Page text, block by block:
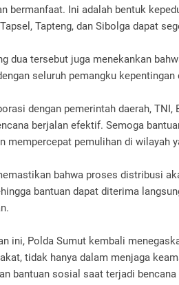
bermanfaat. Ini adalah bentuk
Tapteng, dan Sibolga dapat
dua tersebut juga menekankan
seluruh pemangku kepentingan
dengan pemerintah daerah, TNI,
berjalan efektif. Semoga
mempercepat pemulihan di wilayah
bahwa proses distribusi
bantuan dapat diterima
ini, Polda Sumut kembali
tidak hanya dalam menjaga
bantuan sosial saat terjadi